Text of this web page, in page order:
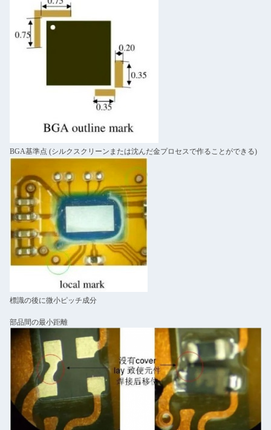
BGA基準点 (シルクスクリーンまたは沈んだ金プロセスで作ることができる)
標識の後に微小ピッチ成分
部品間の最小距離